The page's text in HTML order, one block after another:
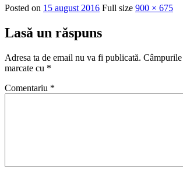
Posted on 15 august 2016 Full size 900 × 675
Lasă un răspuns
Adresa ta de email nu va fi publicată.
marcate cu *
Comentariu *